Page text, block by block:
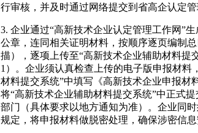
行审核，并及时通过网络提交到省高企认定管
3. 企业通过“高新技术企业认定管理工作网”
公章，连同相关证明材料，按顺序逐页编制
描），逐项上传至“高新技术企业辅助材料提
1 ）。企业须认真检查上传的电子版申报材
材料提交系统”中填写《高新技术企业申报
将“高新技术企业辅助材料提交系统”中正式
部门（具体要求以地方通知为准）。企业同
规定，将申报材料做脱密处理，确保涉密信息